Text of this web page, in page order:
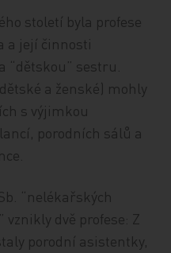
století byla profese
a její činnosti
“dětskou” sestru.
a ženské) mohly
s výjimkou
porodních sálů a
“nelékařských
dvě profese: Z
porodní asistentky,